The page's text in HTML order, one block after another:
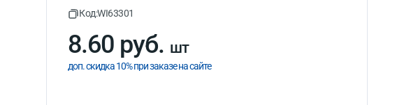
Код:WI63301
8.60 руб. шт
доп. скидка 10% при заказе на сайте